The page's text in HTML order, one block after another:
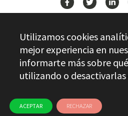
Stayer.es ©
ETHICAL CHANNEL
USE OF
Utilizamos cookies
mejor experiencia en
informarte más sobre
utilizando o desactivarlas
ACEPTAR RECHAZAR